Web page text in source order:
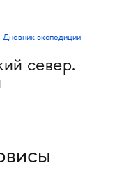
север.